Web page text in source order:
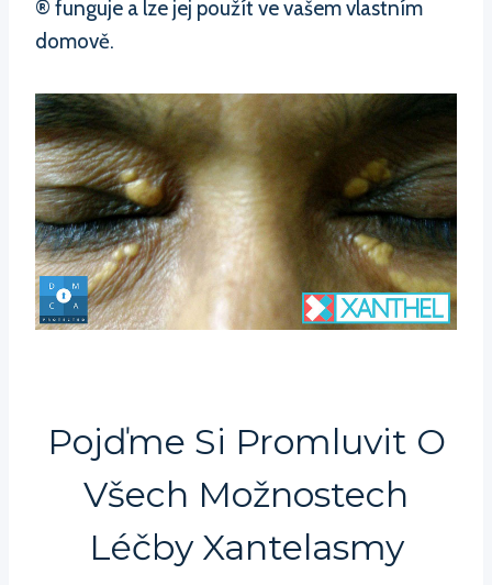
® funguje a lze jej použít ve vašem vlastním
domově.
Pojďme Si Promluvit O
Všech Možnostech
Léčby Xantelasmy